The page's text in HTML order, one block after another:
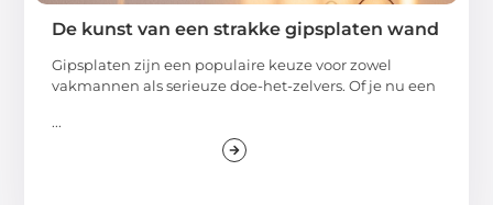
De kunst van een strakke gipsplaten wand
Gipsplaten zijn een populaire keuze voor zowel
vakmannen als serieuze doe-het-zelvers. Of je nu een
...